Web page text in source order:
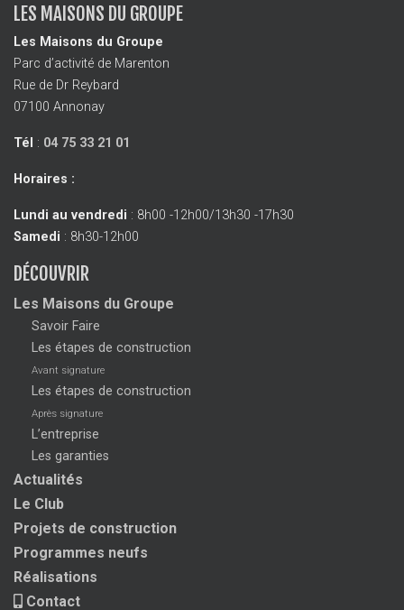
LES MAISONS DU GROUPE
Les Maisons du Groupe
Parc d’activité de Marenton
Rue de Dr Reybard
07100 Annonay
Tél : 04 75 33 21 01
Horaires :
Lundi au vendredi : 8h00 -12h00/13h30 -17h30
Samedi : 8h30-12h00
DÉCOUVRIR
Les Maisons du Groupe
Savoir Faire
Les étapes de construction
Avant signature
Les étapes de construction
Après signature
L’entreprise
Les garanties
Actualités
Le Club
Projets de construction
Programmes neufs
Réalisations
Contact